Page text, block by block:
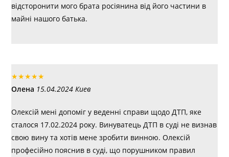
відсторонити мого брата росіянина від його частини в
майні нашого батька.
★★★★★
Олена 15.04.2024 Киев
Олексій мені допоміг у веденні справи щодо ДТП, яке
сталося 17.02.2024 року. Винуватець ДТП в суді не визнав
свою вину та хотів мене зробити винною. Олексій
професійно пояснив в суді, що порушником правил